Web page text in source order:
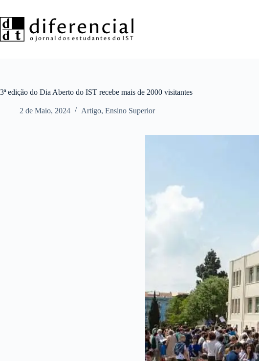
o
conteúdo
3ª edição do Dia Aberto do IST recebe mais de 2000 visitantes
2 de Maio, 2024 Artigo, Ensino Superior